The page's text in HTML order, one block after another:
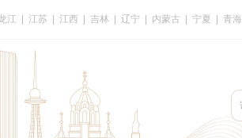
江 江苏 江西 吉林 辽宁 内蒙古 宁夏 青海